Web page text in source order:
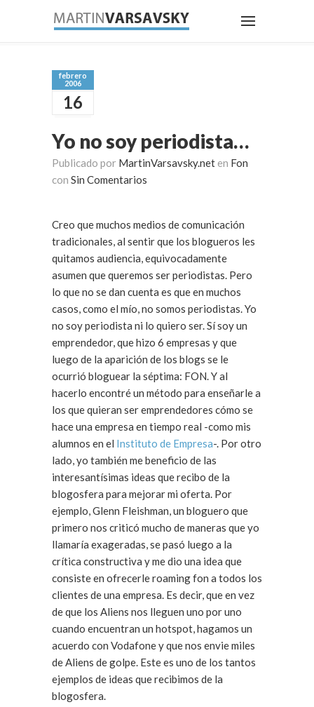
febrero
2006
16
Yo no soy periodista…
Publicado por MartinVarsavsky.net en Fon
con Sin Comentarios
Creo que muchos medios de comunicación
tradicionales, al sentir que los blogueros les
quitamos audiencia, equivocadamente
asumen que queremos ser periodistas. Pero
lo que no se dan cuenta es que en muchos
casos, como el mío, no somos periodistas. Yo
no soy periodista ni lo quiero ser. Sí soy un
emprendedor, que hizo 6 empresas y que
luego de la aparición de los blogs se le
ocurrió bloguear la séptima: FON. Y al
hacerlo encontré un método para enseñarle a
los que quieran ser emprendedores cómo se
hace una empresa en tiempo real -como mis
alumnos en el Instituto de Empresa-. Por otro
lado, yo también me beneficio de las
interesantísimas ideas que recibo de la
blogosfera para mejorar mi oferta. Por
ejemplo, Glenn Fleishman, un bloguero que
primero nos criticó mucho de maneras que yo
llamaría exageradas, se pasó luego a la
crítica constructiva y me dio una idea que
consiste en ofrecerle roaming fon a todos los
clientes de una empresa. Es decir, que en vez
de que los Aliens nos lleguen uno por uno
cuando encuentran un hotspot, hagamos un
acuerdo con Vodafone y que nos envie miles
de Aliens de golpe. Este es uno de los tantos
ejemplos de ideas que recibimos de la
blogosfera.